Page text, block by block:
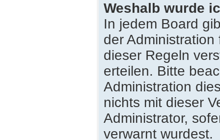
Weshalb wurde
In jedem Board
der
dieser Regeln
erteilen. Bitte
Administration
nichts mit dieser
Administrator,
verwarnt wurdest.